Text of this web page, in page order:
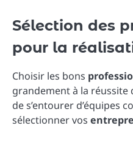
Sélection des
pour la
Choisir les bons
grandement à la réussite
de s’entourer d’équipes
sélectionner vos